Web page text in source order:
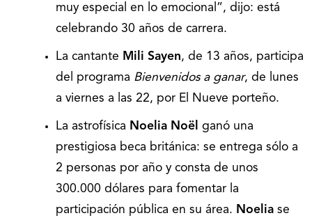
muy especial en lo emocional”, dijo: está
celebrando 30 años de carrera.
La cantante Mili Sayen, de 13 años, participa
del programa Bienvenidos a ganar, de lunes
a viernes a las 22, por El Nueve porteño.
La astrofísica Noelia Noël ganó una
prestigiosa beca británica: se entrega sólo a
2 personas por año y consta de unos
300.000 dólares para fomentar la
participación pública en su área. Noelia se